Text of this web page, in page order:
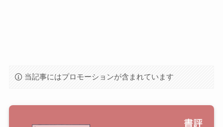
当記事にはプロモーションが含まれています